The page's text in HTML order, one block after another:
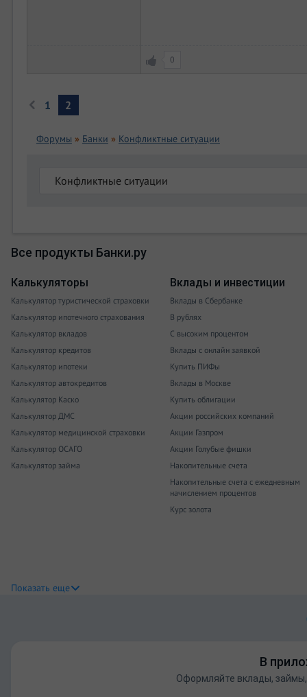
0
1 2
Форумы » Банки » Конфликтные ситуации
Все продукты Банки.ру
Калькуляторы
Калькулятор туристической страховки
Калькулятор ипотечного страхования
Калькулятор вкладов
Калькулятор кредитов
Калькулятор ипотеки
Калькулятор автокредитов
Калькулятор Каско
Калькулятор ДМС
Калькулятор медицинской страховки
Калькулятор ОСАГО
Калькулятор займа
Вклады и инвестиции
Вклады в Сбербанке
В рублях
С высоким процентом
Вклады с онлайн заявкой
Купить ПИФы
Вклады в Москве
Купить облигации
Акции российских компаний
Акции Газпром
Акции Голубые фишки
Накопительные счета
Накопительные счета с ежедневным
начислением процентов
Курс золота
Показать еще
В
Оформляйте вклады,